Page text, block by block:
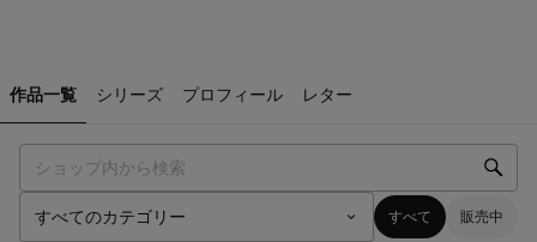
作品一覧 シリーズ プロフィール レター
すべて 販売中